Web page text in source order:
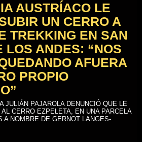
AUSTRÍACO LE
UN CERRO A
TREKKING EN SAN
LOS ANDES: “NOS
AFUERA
PROPIO
JULIÁN PAJAROLA DENUNCIÓ QUE LE
CERRO EZPELETA, EN UNA PARCELA
A NOMBRE DE GERNOT LANGES-